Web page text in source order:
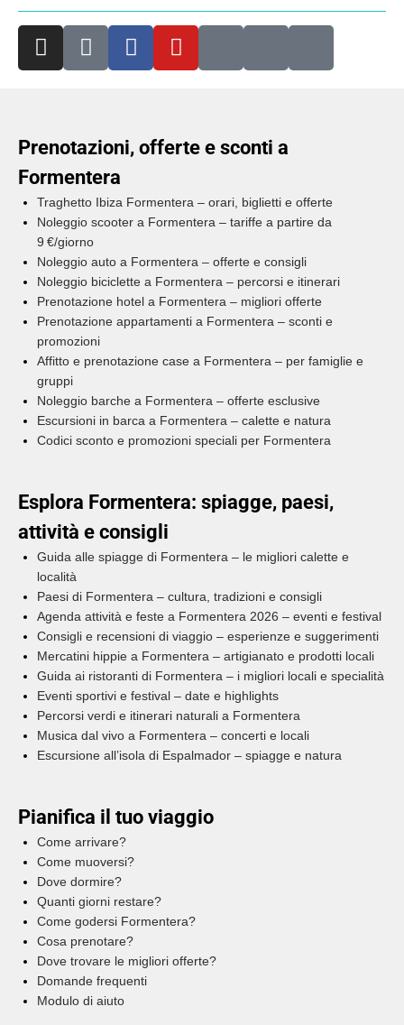
Prenotazioni, offerte e sconti a
Formentera
Traghetto Ibiza Formentera – orari, biglietti e offerte
Noleggio scooter a Formentera – tariffe a partire da
9 €/giorno
Noleggio auto a Formentera – offerte e consigli
Noleggio biciclette a Formentera – percorsi e itinerari
Prenotazione hotel a Formentera – migliori offerte
Prenotazione appartamenti a Formentera – sconti e
promozioni
Affitto e prenotazione case a Formentera – per famiglie e
gruppi
Noleggio barche a Formentera – offerte esclusive
Escursioni in barca a Formentera – calette e natura
Codici sconto e promozioni speciali per Formentera
Esplora Formentera: spiagge, paesi,
attività e consigli
Guida alle spiagge di Formentera – le migliori calette e
località
Paesi di Formentera – cultura, tradizioni e consigli
Agenda attività e feste a Formentera 2026 – eventi e festival
Consigli e recensioni di viaggio – esperienze e suggerimenti
Mercatini hippie a Formentera – artigianato e prodotti locali
Guida ai ristoranti di Formentera – i migliori locali e specialità
Eventi sportivi e festival – date e highlights
Percorsi verdi e itinerari naturali a Formentera
Musica dal vivo a Formentera – concerti e locali
Escursione all’isola di Espalmador – spiagge e natura
Pianifica il tuo viaggio
Come arrivare?
Come muoversi?
Dove dormire?
Quanti giorni restare?
Come godersi Formentera?
Cosa prenotare?
Dove trovare le migliori offerte?
Domande frequenti
Modulo di aiuto